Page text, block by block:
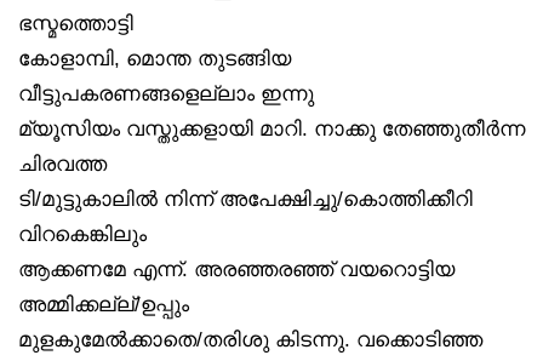
ഭസ്മത്തൊട്ടി
കോളാമ്പി, മൊന്ത തുടങ്ങിയ
വീട്ടുപകരണങ്ങളെല്ലാം ഇന്നു
മ്യൂസിയം വസ്തുക്കളായി മാറി. നാക്കു തേഞ്ഞുതീർന്ന
ചിരവത്ത
ടി/മുട്ടുകാലിൽ നിന്ന് അപേക്ഷിച്ചു/കൊത്തിക്കീറി
വിറകെങ്കിലും
ആക്കണമേ എന്ന്. അരഞ്ഞരഞ്ഞ് വയറൊട്ടിയ
അമ്മിക്കല്ല്/ഉപ്പും
മുളകുമേൽക്കാതെ/തരിശു കിടന്നു. വക്കൊടിഞ്ഞ